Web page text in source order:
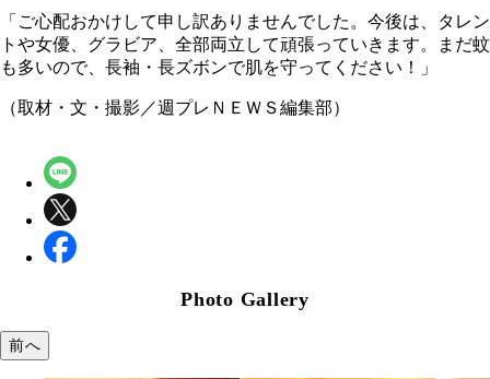
「ご心配おかけして申し訳ありませんでした。今後は、タレン
トや女優、グラビア、全部両立して頑張っていきます。まだ蚊
も多いので、長袖・長ズボンで肌を守ってください！」
（取材・文・撮影／週プレＮＥＷＳ編集部）
Photo Gallery
前へ